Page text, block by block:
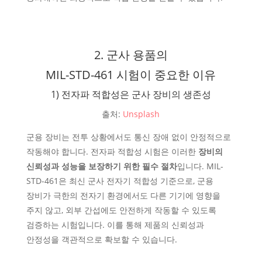
2. 군사 용품의
MIL-STD-461 시험이 중요한 이유
1) 전자파 적합성은 군사 장비의 생존성
출처: Unsplash
군용 장비는 전투 상황에서도 통신 장애 없이 안정적으로
작동해야 합니다. 전자파 적합성 시험은 이러한 장비의
신뢰성과 성능을 보장하기 위한 필수 절차입니다. MIL-
STD-461은 최신 군사 전자기 적합성 기준으로, 군용
장비가 극한의 전자기 환경에서도 다른 기기에 영향을
주지 않고, 외부 간섭에도 안전하게 작동할 수 있도록
검증하는 시험입니다. 이를 통해 제품의 신뢰성과
안정성을 객관적으로 확보할 수 있습니다.